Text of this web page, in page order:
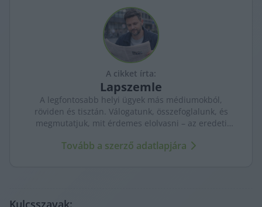
A cikket írta:
Lapszemle
A legfontosabb helyi ügyek más médiumokból,
röviden és tisztán. Válogatunk, összefoglalunk, és
megmutatjuk, mit érdemes elolvasni – az eredeti
Tovább a szerző adatlapjára
Kulcsszavak: